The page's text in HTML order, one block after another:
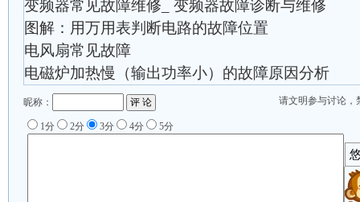
变频器常见故障维修_ 变频器故障诊断与维修
图解：用万用表判断电路的故障位置
电风扇常见故障
电磁炉加热慢（输出功率小）的故障原因分析
请文明参与讨论，
昵称：
1分 2分 3分 4分 5分